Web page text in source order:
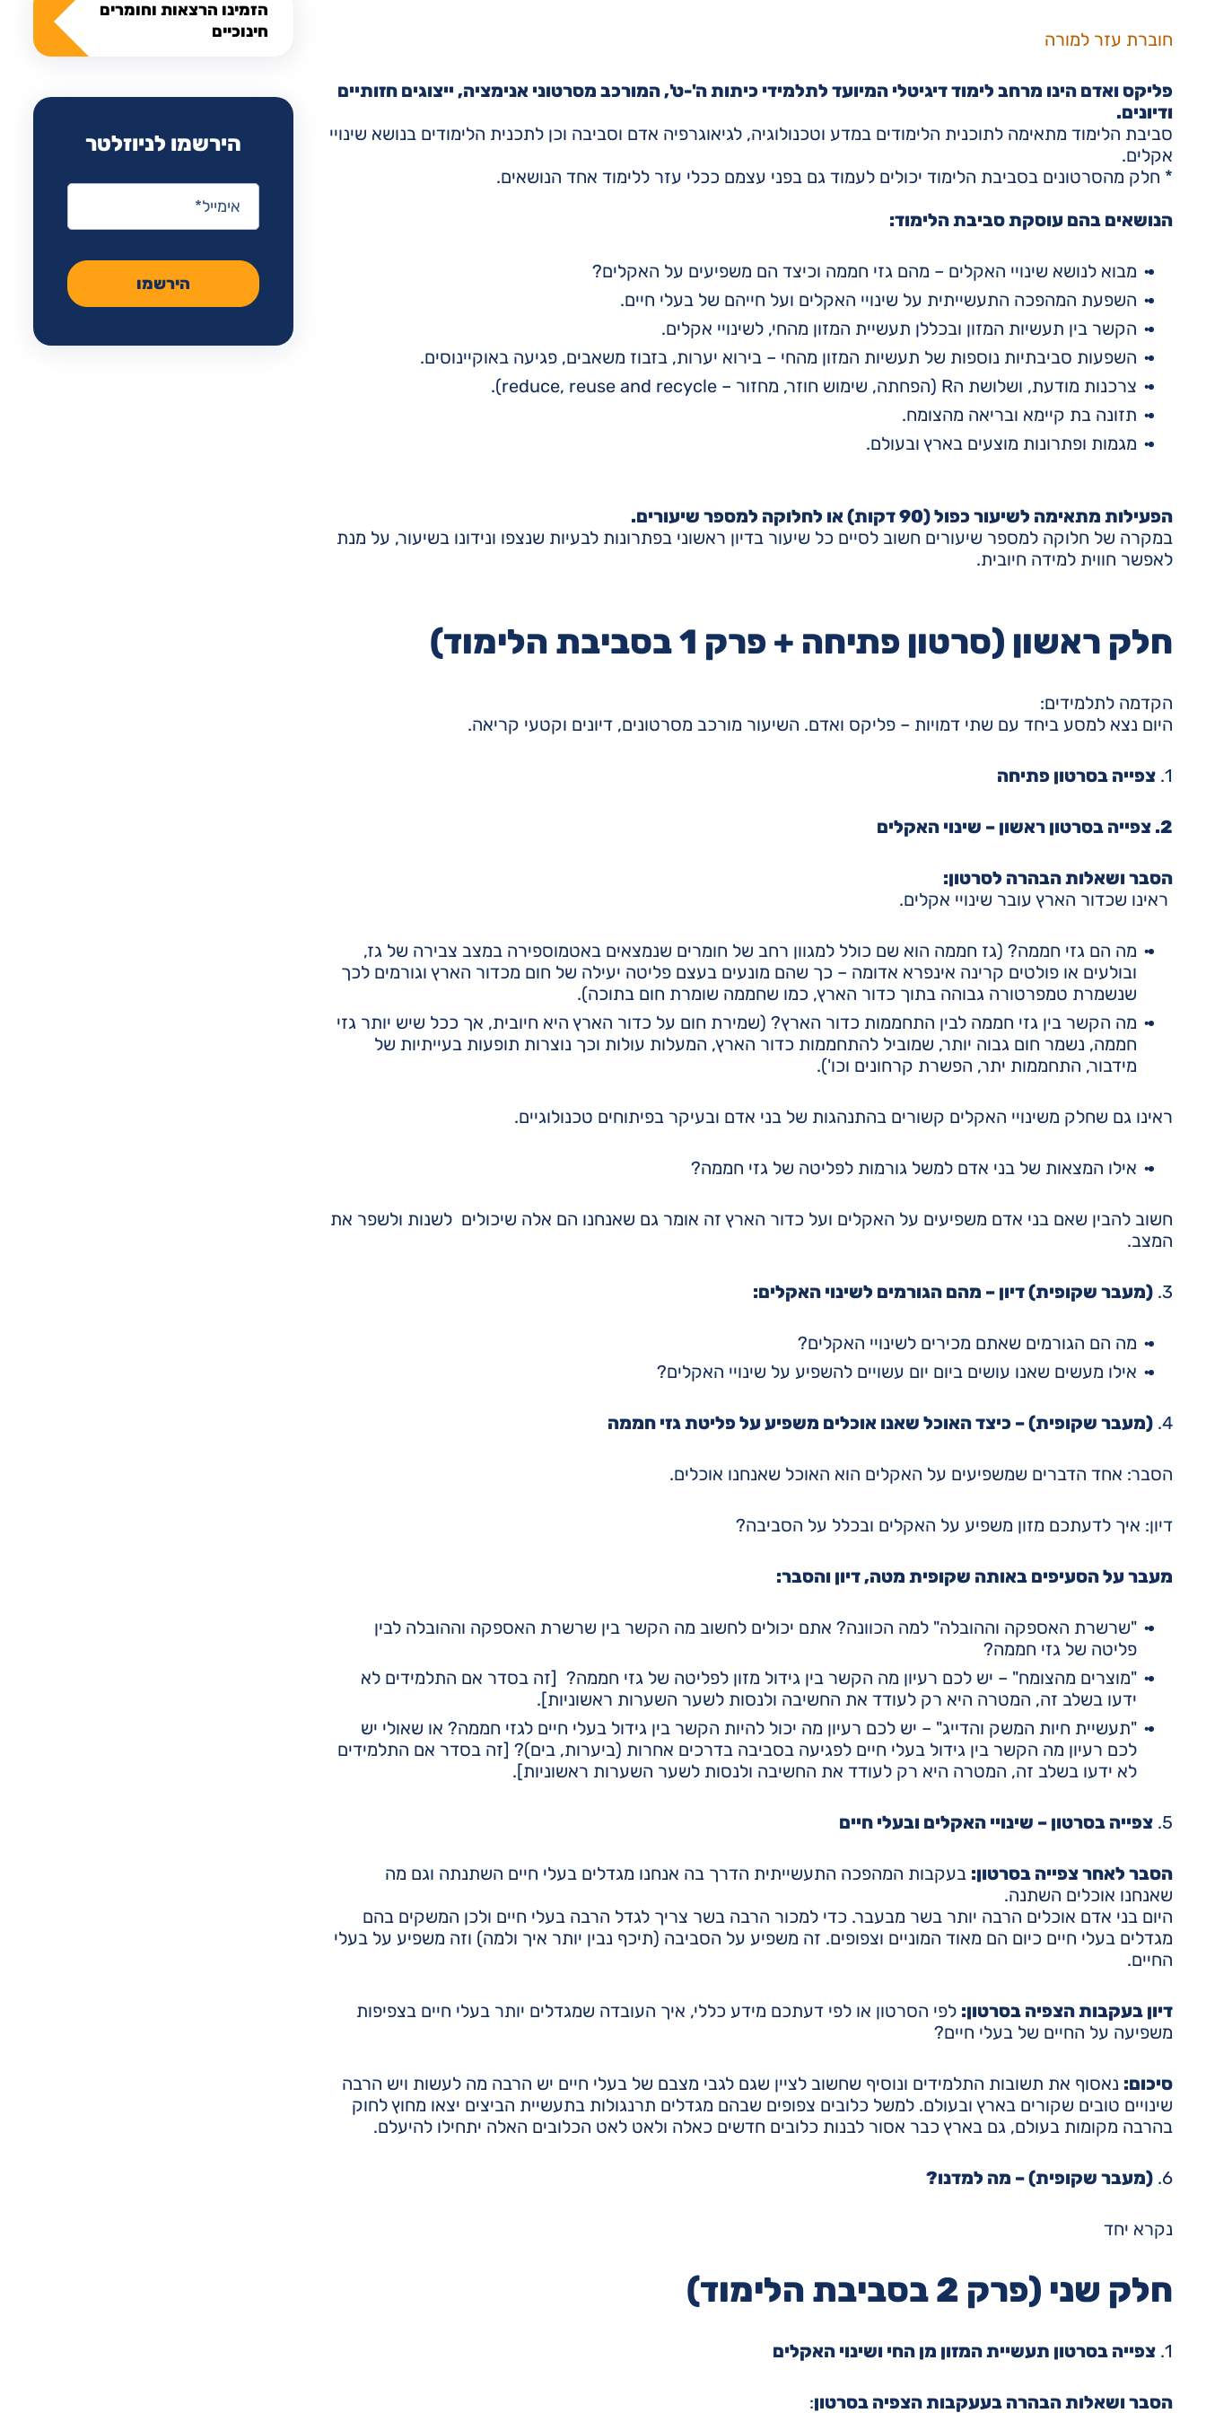
חוברת עזר למורה
פליקס ואדם הינו מרחב לימוד דיגיטלי המיועד לתלמידי כיתות ה'-ט', המורכב מסרטוני אנימציה, ייצוגים חזותיים
ודיונים.
סביבת הלימוד מתאימה לתוכנית הלימודים במדע וטכנולוגיה, לגיאוגרפיה אדם וסביבה וכן לתכנית הלימודים בנושא שינויי
אקלים.
* חלק מהסרטונים בסביבת הלימוד יכולים לעמוד גם בפני עצמם ככלי עזר ללימוד אחד הנושאים.
הנושאים בהם עוסקת סביבת הלימוד:
מבוא לנושא שינויי האקלים – מהם גזי חממה וכיצד הם משפיעים על האקלים?
השפעת המהפכה התעשייתית על שינויי האקלים ועל חייהם של בעלי חיים.
הקשר בין תעשיות המזון ובכללן תעשיית המזון מהחי, לשינויי אקלים.
השפעות סביבתיות נוספות של תעשיות המזון מהחי – בירוא יערות, בזבוז משאבים, פגיעה באוקיינוסים.
צרכנות מודעת, ושלושת הR (הפחתה, שימוש חוזר, מחזור – reduce, reuse and recycle).
תזונה בת קיימא ובריאה מהצומח.
מגמות ופתרונות מוצעים בארץ ובעולם.
הפעילות מתאימה לשיעור כפול (90 דקות) או לחלוקה למספר שיעורים.
במקרה של חלוקה למספר שיעורים חשוב לסיים כל שיעור בדיון ראשוני בפתרונות לבעיות שנצפו ונידונו בשיעור, על מנת
לאפשר חווית למידה חיובית.
חלק ראשון (סרטון פתיחה + פרק 1 בסביבת הלימוד)
הקדמה לתלמידים:
היום נצא למסע ביחד עם שתי דמויות – פליקס ואדם. השיעור מורכב מסרטונים, דיונים וקטעי קריאה.
1. צפייה בסרטון פתיחה
2. צפייה בסרטון ראשון – שינוי האקלים
הסבר ושאלות הבהרה לסרטון:
ראינו שכדור הארץ עובר שינויי אקלים.
מה הם גזי חממה? (גז חממה הוא שם כולל למגוון רחב של חומרים שנמצאים באטמוספירה במצב צבירה של גז,
ובולעים או פולטים קרינה אינפרא אדומה – כך שהם מונעים בעצם פליטה יעילה של חום מכדור הארץ וגורמים לכך
שנשמרת טמפרטורה גבוהה בתוך כדור הארץ, כמו שחממה שומרת חום בתוכה).
מה הקשר בין גזי חממה לבין התחממות כדור הארץ? (שמירת חום על כדור הארץ היא חיובית, אך ככל שיש יותר גזי
חממה, נשמר חום גבוה יותר, שמוביל להתחממות כדור הארץ, המעלות עולות וכך נוצרות תופעות בעייתיות של
מידבור, התחממות יתר, הפשרת קרחונים וכו').
ראינו גם שחלק משינויי האקלים קשורים בהתנהגות של בני אדם ובעיקר בפיתוחים טכנולוגיים.
אילו המצאות של בני אדם למשל גורמות לפליטה של גזי חממה?
חשוב להבין שאם בני אדם משפיעים על האקלים ועל כדור הארץ זה אומר גם שאנחנו הם אלה שיכולים לשנות ולשפר את
המצב.
3. (מעבר שקופית) דיון – מהם הגורמים לשינוי האקלים:
מה הם הגורמים שאתם מכירים לשינויי האקלים?
אילו מעשים שאנו עושים ביום יום עשויים להשפיע על שינויי האקלים?
4. (מעבר שקופית) – כיצד האוכל שאנו אוכלים משפיע על פליטת גזי חממה
הסבר: אחד הדברים שמשפיעים על האקלים הוא האוכל שאנחנו אוכלים.
דיון: איך לדעתכם מזון משפיע על האקלים ובכלל על הסביבה?
מעבר על הסעיפים באותה שקופית מטה, דיון והסבר:
"שרשרת האספקה וההובלה" למה הכוונה? אתם יכולים לחשוב מה הקשר בין שרשרת האספקה וההובלה לבין
פליטה של גזי חממה?
"מוצרים מהצומח" – יש לכם רעיון מה הקשר בין גידול מזון לפליטה של גזי חממה? [זה בסדר אם התלמידים לא
ידעו בשלב זה, המטרה היא רק לעודד את החשיבה ולנסות לשער השערות ראשוניות].
"תעשיית חיות המשק והדייג" – יש לכם רעיון מה יכול להיות הקשר בין גידול בעלי חיים לגזי חממה? או שאולי יש
לכם רעיון מה הקשר בין גידול בעלי חיים לפגיעה בסביבה בדרכים אחרות (ביערות, בים)? [זה בסדר אם התלמידים
לא ידעו בשלב זה, המטרה היא רק לעודד את החשיבה ולנסות לשער השערות ראשוניות].
5. צפייה בסרטון – שינויי האקלים ובעלי חיים
הסבר לאחר צפייה בסרטון: בעקבות המהפכה התעשייתית הדרך בה אנחנו מגדלים בעלי חיים השתנתה וגם מה
שאנחנו אוכלים השתנה.
היום בני אדם אוכלים הרבה יותר בשר מבעבר. כדי למכור הרבה בשר צריך לגדל הרבה בעלי חיים ולכן המשקים בהם
מגדלים בעלי חיים כיום הם מאוד המוניים וצפופים. זה משפיע על הסביבה (תיכף נבין יותר איך ולמה) וזה משפיע על בעלי
החיים.
דיון בעקבות הצפיה בסרטון: לפי הסרטון או לפי דעתכם מידע כללי, איך העובדה שמגדלים יותר בעלי חיים בצפיפות
משפיעה על החיים של בעלי חיים?
סיכום: נאסוף את תשובות התלמידים ונוסיף שחשוב לציין שגם לגבי מצבם של בעלי חיים יש הרבה מה לעשות ויש הרבה
שינויים טובים שקורים בארץ ובעולם. למשל כלובים צפופים שבהם מגדלים תרנגולות בתעשיית הביצים יצאו מחוץ לחוק
בהרבה מקומות בעולם, גם בארץ כבר אסור לבנות כלובים חדשים כאלה ולאט לאט הכלובים האלה יתחילו להיעלם.
6. (מעבר שקופית) – מה למדנו?
נקרא יחד
חלק שני (פרק 2 בסביבת הלימוד)
1. צפייה בסרטון תעשיית המזון מן החי ושינוי האקלים
הסבר ושאלות הבהרה בעעקבות הצפיה בסרטון:
הזמינו הרצאות וחומרים
חינוכיים
הירשמו לניוזלטר
אימייל
הירשמו